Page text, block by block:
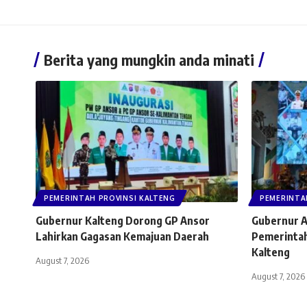
Berita yang mungkin anda minati
PEMERINTAH PROVINSI KALTENG
Gubernur Kalteng Dorong GP Ansor
Lahirkan Gagasan Kemajuan Daerah
August 7, 2026
Gubernur
Kalteng
August 7, 2026